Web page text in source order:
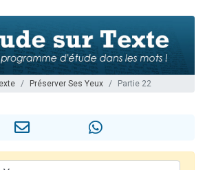
Il reste 49 places pour étudier en groupe sur Zoom
12 nouvelles musiques dans Torah-Box Music
3 personnes viennent de nous rejoindre sur WhatsApp
Nouvelle émission radio : Visions de grandeur n°104 : Le Chabbath et le Birkat Hamazone à travers le temps
Préserver Ses Yeux Partie 22